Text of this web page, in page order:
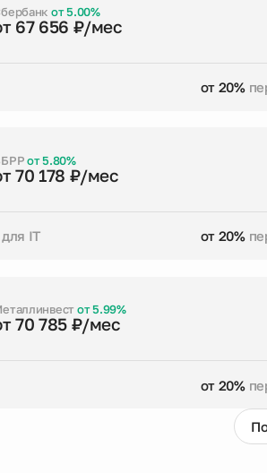
консультацию
от 5.00%
67 656 ₽/мес
от 20%
консультацию
от 5.80%
70 178 ₽/мес
IT от 20%
консультациюот 5.99%
70 785 ₽/мес
от 20%
до 30 лет